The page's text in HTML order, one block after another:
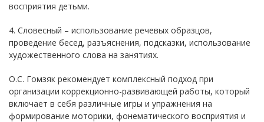
восприятия детьми.
4. Словесный – использование речевых образцов,
проведение бесед, разъяснения, подсказки, использование
художественного слова на занятиях.
О.С. Гомзяк рекомендует комплексный подход при
организации коррекционно-развивающей работы, который
включает в себя различные игры и упражнения на
формирование моторики, фонематического восприятия и